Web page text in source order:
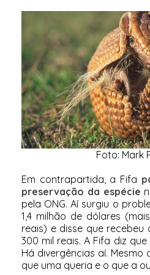
Foto: Mark
Em contrapartida, a Fifa
preservação da espécie
pela ONG. Aí surgiu o
1,4 milhão de dólares
reais) e disse que
300 mil reais. A Fifa diz
Há divergências aí. Mesmo
que uma queria e o que a